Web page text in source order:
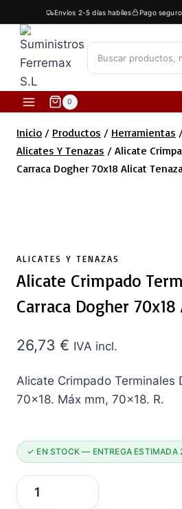
al
contenido
Envíos 2-5 días habíles Pago seguro
0
Inicio / Productos / Herramientas
Alicates Y Tenazas / Alicate
Carraca Dogher 70x18 Alicat
ALICATES Y TENAZAS
Alicate Crimpado
Carraca Dogher
26,73 € IVA incl.
Alicate Crimpado Terminales
70×18. Máx mm, 70×18. R.
✓ EN STOCK — ENTREGA ESTIMADA
Alicate